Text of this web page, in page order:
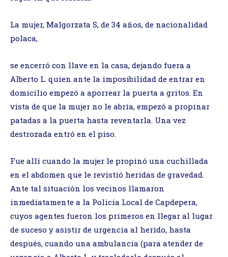
La mujer, Malgorzata S, de 34 años, de nacionalidad
polaca,
se encerró con llave en la casa, dejando fuera a
Alberto L. quien ante la imposibilidad de entrar en
domicilio empezó a aporrear la puerta a gritos. En
vista de que la mujer no le abría, empezó a propinar
patadas a la puerta hasta reventarla. Una vez
destrozada entró en el piso.
Fue allí cuando la mujer le propinó una cuchillada
en el abdomen que le revistió heridas de gravedad.
Ante tal situación los vecinos llamaron
inmediatamente a la Policía Local de Capdepera,
cuyos agentes fueron los primeros en llegar al lugar
de suceso y asistir de urgencia al herido, hasta
después, cuando una ambulancia (para atender de